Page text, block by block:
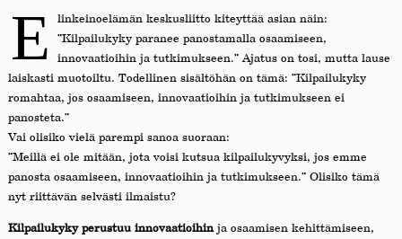
E
linkeinoelämän keskusliitto kiteyttää asian näin:
”Kilpailukyky paranee panostamalla osaamiseen,
innovaatioihin ja tutkimukseen.” Ajatus on tosi, mutta lause
laiskasti muotoiltu. Todellinen sisältöhän on tämä: ”Kilpailukyky
romahtaa, jos osaamiseen, innovaatioihin ja tutkimukseen ei
panosteta.”
Vai olisiko vielä parempi sanoa suoraan:
”Meillä ei ole mitään, jota voisi kutsua kilpailukyvyksi, jos emme
panosta osaamiseen, innovaatioihin ja tutkimukseen.” Olisiko tämä
nyt riittävän selvästi ilmaistu?
Kilpailukyky perustuu innovaatioihinja osaamisen kehittämiseen,